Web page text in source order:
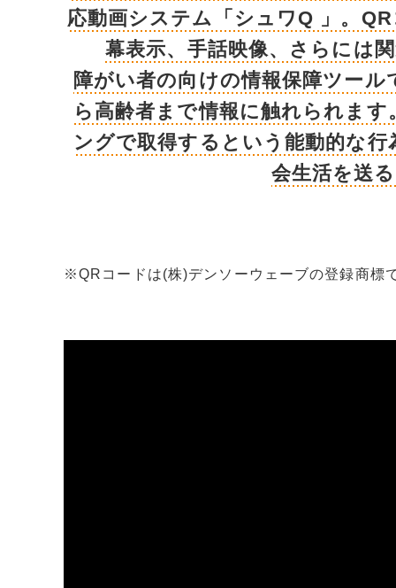
応動画システム「シュワQ 」。
幕表示、手話映像、さらには
障がい者の向けの情報保障ツー
ら高齢者まで情報に触れられま
ングで取得するという能動的な
会生活を送
※QRコードは(株)デンソーウェーブの登録商標